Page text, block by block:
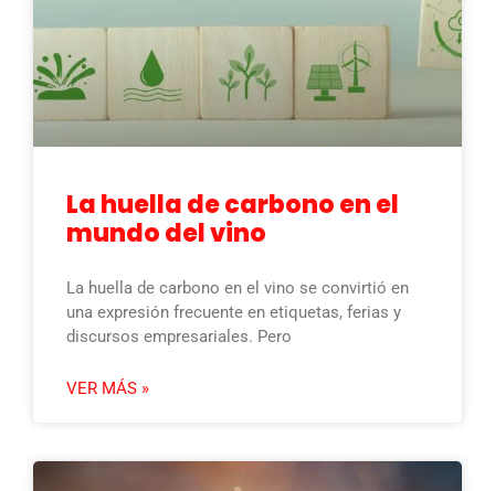
La huella de carbono en el
mundo del vino
La huella de carbono en el vino se convirtió en
una expresión frecuente en etiquetas, ferias y
discursos empresariales. Pero
VER MÁS »